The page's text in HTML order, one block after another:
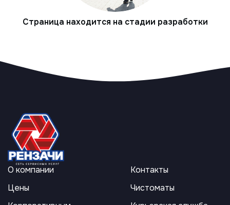
Страница находится на стадии разработки
О компании
Цены
Контакты
Чистоматы